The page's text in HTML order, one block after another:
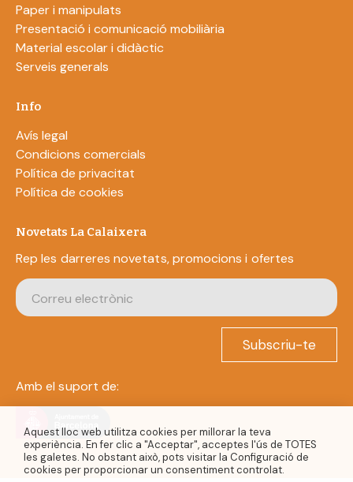
Paper i manipulats
Presentació i comunicació mobiliària
Material escolar i didàctic
Serveis generals
Info
Avís legal
Condicions comercials
Política de privacitat
Política de cookies
Novetats La Calaixera
Rep les darreres novetats, promocions i ofertes
Subscriu-te
Amb el suport de:
Aquest lloc web utilitza cookies per millorar la teva
experiència. En fer clic a "Acceptar", acceptes l'ús de TOTES
les galetes. No obstant això, pots visitar la Configuració de
cookies per proporcionar un consentiment controlat.